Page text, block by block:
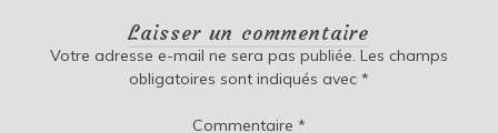
Laisser un commentaire
Votre adresse e-mail ne sera pas publiée. Les champs
obligatoires sont indiqués avec *
Commentaire *